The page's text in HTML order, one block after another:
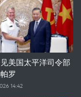
美国太平洋司令部
罗
14:42